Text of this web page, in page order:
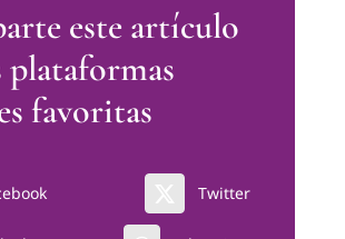
este artículo
plataformas
favoritas
Twitter